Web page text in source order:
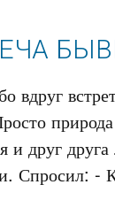
вдруг
природа
и друг